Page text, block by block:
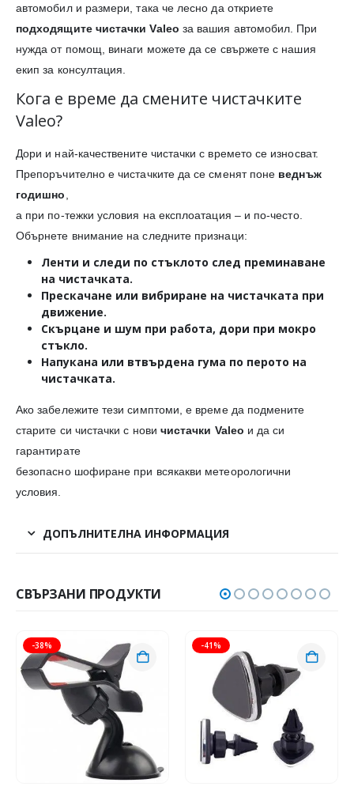
автомобил и размери, така че лесно да откриете
подходящите чистачки Valeo за вашия автомобил. При
нужда от помощ, винаги можете да се свържете с нашия
екип за консултация.
Кога е време да смените чистачките
Valeo?
Дори и най-качествените чистачки с времето се износват.
Препоръчително е чистачките да се сменят поне веднъж
годишно
а при по-тежки условия на експлоатация – и по-често.
Обърнете внимание на следните признаци:
Ленти и следи по стъклото след преминаване
на чистачката.
Прескачане или вибриране на чистачката при
движение.
Скърцане и шум при работа, дори при мокро
стъкло.
Напукана или втвърдена гума по перото на
чистачката.
Ако забележите тези симптоми, е време да подмените
старите си чистачки с нови чистачки Valeo и да си
гарантирате
безопасно шофиране при всякакви метеорологични
условия.
ДОПЪЛНИТЕЛНА ИНФОРМАЦИЯ
СВЪРЗАНИ ПРОДУКТИ
-38% -41%